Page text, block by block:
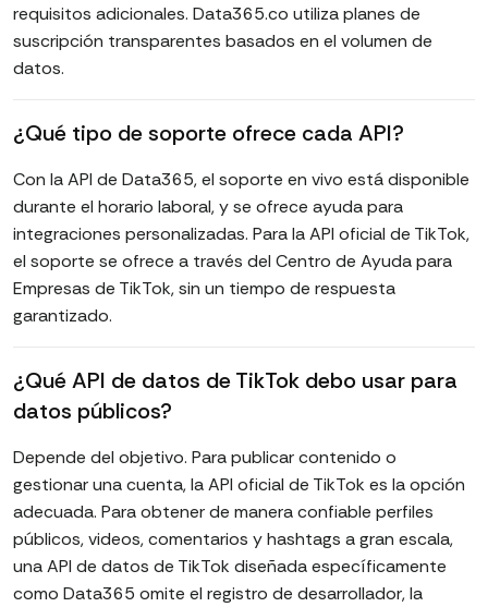
requisitos adicionales. Data365.co utiliza planes de
suscripción transparentes basados en el volumen de
datos.
¿Qué tipo de soporte ofrece cada API?
Con la API de Data365, el soporte en vivo está disponible
durante el horario laboral, y se ofrece ayuda para
integraciones personalizadas. Para la API oficial de TikTok,
el soporte se ofrece a través del Centro de Ayuda para
Empresas de TikTok, sin un tiempo de respuesta
garantizado.
¿Qué API de datos de TikTok debo usar para
datos públicos?
Depende del objetivo. Para publicar contenido o
gestionar una cuenta, la API oficial de TikTok es la opción
adecuada. Para obtener de manera confiable perfiles
públicos, videos, comentarios y hashtags a gran escala,
una API de datos de TikTok diseñada específicamente
como Data365 omite el registro de desarrollador, la